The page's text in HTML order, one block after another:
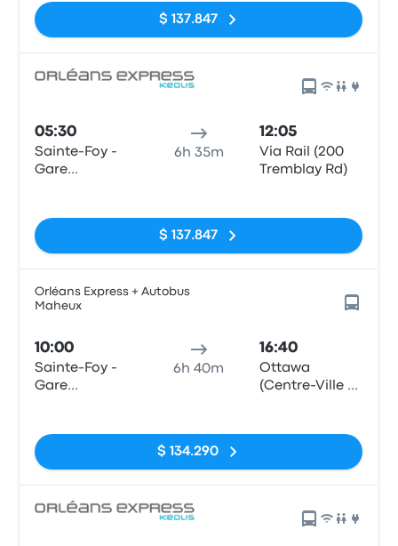
des Quatre-
Bourgeois
$ 137.847
05:30
Sainte-Foy -
Gare
des Quatre-
Bourgeois
6h 35m
12:05
Via Rail (200
Tremblay Rd)
$ 137.847
Orléans Express + Autobus
Maheux
10:00
Sainte-Foy -
Gare
des Quatre-
Bourgeois
6h 40m
16:40
Ottawa
(Centre-Ville /
$ 134.290